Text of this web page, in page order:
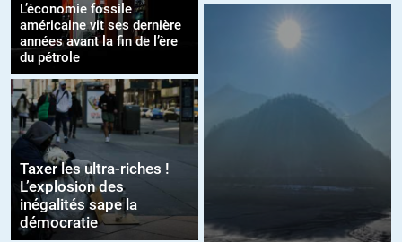
L’économie fossile
américaine vit ses dernière
années avant la fin de l’ère
du pétrole
Taxer les ultra-riches !
L’explosion des
inégalités sape la
démocratie